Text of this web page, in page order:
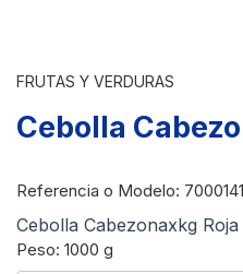
FRUTAS Y VERDURAS
Cebolla
Referencia o Modelo:
Cebolla Cabezonaxkg Roja
Peso: 1000 g